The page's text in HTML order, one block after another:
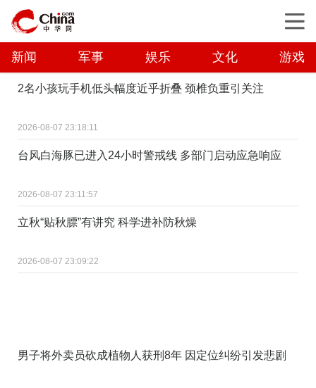
新闻 军事 娱乐 文化 游戏
2名小孩玩手机低头幅度近乎折叠 颈椎负重引关注
2026-08-07 23:18:11
台风白海豚已进入24小时警戒线 多部门启动应急响应
2026-08-07 23:11:57
立秋“贴秋膘”有讲究 科学进补防秋燥
2026-08-07 23:09:22
男子将外卖员砍成植物人获刑8年 因定位纠纷引发悲剧